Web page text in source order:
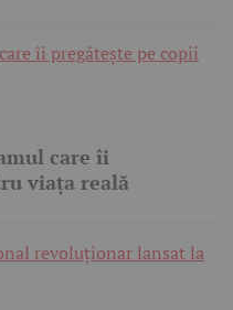
care îi
viața reală